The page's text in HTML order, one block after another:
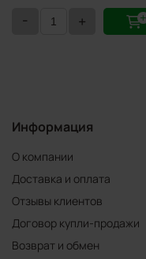
- +
Информация
О компании
Доставка и оплата
Отзывы клиентов
Договор купли-продажи
Возврат и обмен